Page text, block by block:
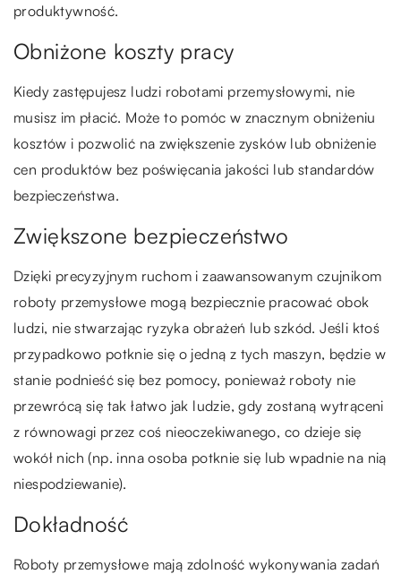
produktywność.
Obniżone koszty pracy
Kiedy zastępujesz ludzi robotami przemysłowymi, nie
musisz im płacić. Może to pomóc w znacznym obniżeniu
kosztów i pozwolić na zwiększenie zysków lub obniżenie
cen produktów bez poświęcania jakości lub standardów
bezpieczeństwa.
Zwiększone bezpieczeństwo
Dzięki precyzyjnym ruchom i zaawansowanym czujnikom
roboty przemysłowe mogą bezpiecznie pracować obok
ludzi, nie stwarzając ryzyka obrażeń lub szkód. Jeśli ktoś
przypadkowo potknie się o jedną z tych maszyn, będzie w
stanie podnieść się bez pomocy, ponieważ roboty nie
przewrócą się tak łatwo jak ludzie, gdy zostaną wytrąceni
z równowagi przez coś nieoczekiwanego, co dzieje się
wokół nich (np. inna osoba potknie się lub wpadnie na nią
niespodziewanie).
Dokładność
Roboty przemysłowe mają zdolność wykonywania zadań